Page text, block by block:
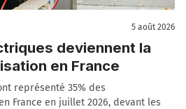
5 août 2026
deviennent la
en France
représenté 35% des
France en juillet 2026, devant les